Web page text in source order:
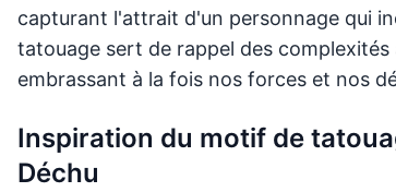
capturant l'attrait d'un personnage qui
tatouage sert de rappel des
embrassant à la fois nos forces et nos
Inspiration du motif de
Déchu